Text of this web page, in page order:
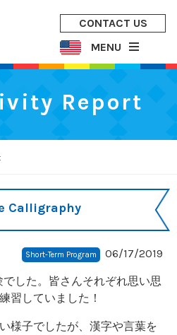
CONTACT US
MENU
Report
Calligraphy
Short-Term Program 06/17/2019
した。皆さんそれぞれ思い思
習していました！
様子でしたが、漢字や言葉を